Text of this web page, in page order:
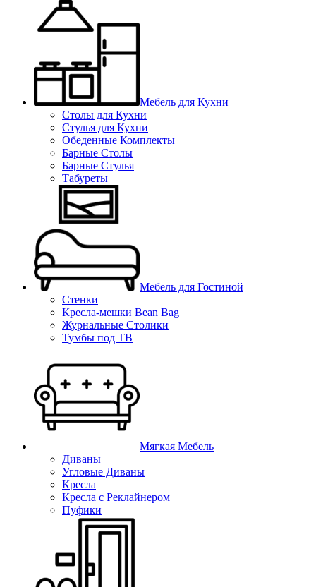
Мебель для Кухни
Столы для Кухни
Стулья для Кухни
Обеденные Комплекты
Барные Столы
Барные Стулья
Табуреты
Мебель для Гостиной
Стенки
Кресла-мешки Bean Bag
Журнальные Столики
Тумбы под ТВ
Мягкая Мебель
Диваны
Угловые Диваны
Кресла
Кресла с Реклайнером
Пуфики